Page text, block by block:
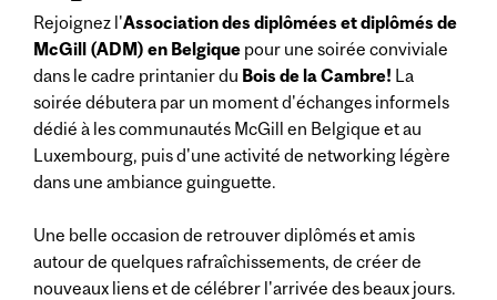
Rejoignez l'Association des diplômées et diplômés de
McGill (ADM) en Belgique pour une soirée conviviale
dans le cadre printanier du Bois de la Cambre! La
soirée débutera par un moment d'échanges informels
dédié à les communautés McGill en Belgique et au
Luxembourg, puis d'une activité de networking légère
dans une ambiance guinguette.
Une belle occasion de retrouver diplômés et amis
autour de quelques rafraîchissements, de créer de
nouveaux liens et de célébrer l'arrivée des beaux jours.